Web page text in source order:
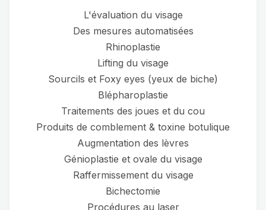
L'évaluation du visage
Des mesures automatisées
Rhinoplastie
Lifting du visage
Sourcils et Foxy eyes (yeux de biche)
Blépharoplastie
Traitements des joues et du cou
Produits de comblement & toxine botulique
Augmentation des lèvres
Génioplastie et ovale du visage
Raffermissement du visage
Bichectomie
Procédures au laser